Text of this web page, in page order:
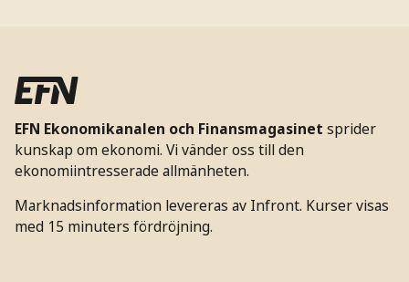
EFN Ekonomikanalen och Finansmagasinet sprider
kunskap om ekonomi. Vi vänder oss till den
ekonomiintresserade allmänheten.
Marknadsinformation levereras av Infront. Kurser visas
med 15 minuters fördröjning.